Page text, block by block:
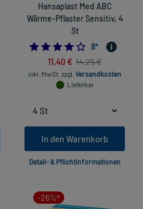
Hansaplast Med ABC
Wärme-Pflaster Sensitiv, 4
St
4.25
8*
11,40 € 14,25 €
inkl. MwSt. zzgl. Versandkosten
Lieferbar
In den Warenkorb
Detail- & Pflichtinformationen
-26%*